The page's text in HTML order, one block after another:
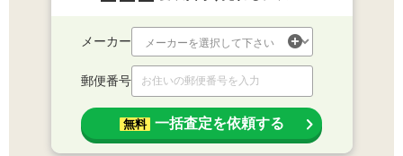
メーカー
郵便番号
無料 一括査定を依頼する